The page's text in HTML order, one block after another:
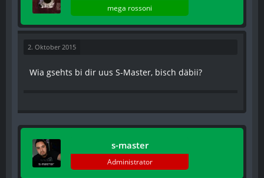
mega rossoni
2. Oktober 2015
Wia gsehts bi dir uus S-Master, bisch däbii?
s-master
Administrator